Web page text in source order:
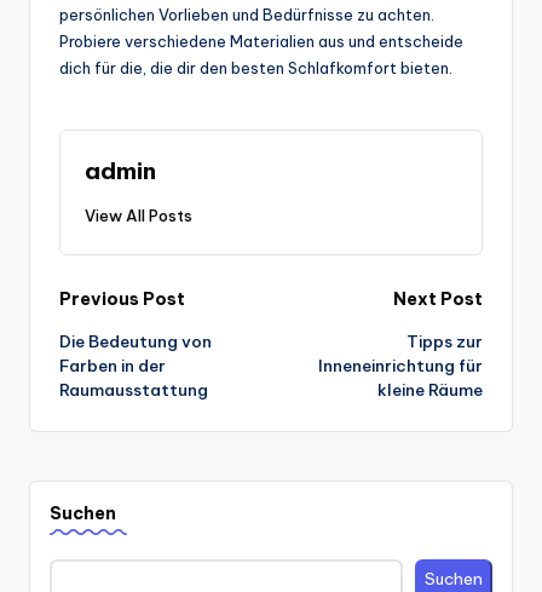
persönlichen Vorlieben und Bedürfnisse zu achten.
Probiere verschiedene Materialien aus und entscheide
dich für die, die dir den besten Schlafkomfort bieten.
admin
View All Posts
Post
navigation
Previous Post
Die Bedeutung von
Farben in der
Raumausstattung
Next Post
Tipps zur
Inneneinrichtung für
kleine Räume
Suchen
Suchen